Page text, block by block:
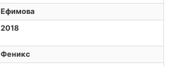
Ефимова
2018
Феникс